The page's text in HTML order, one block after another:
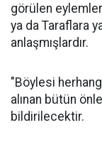
görülen
ya da Taraflara
anlaşmışlardır.
"Böylesi
alınan bütün
bildirilecektir.